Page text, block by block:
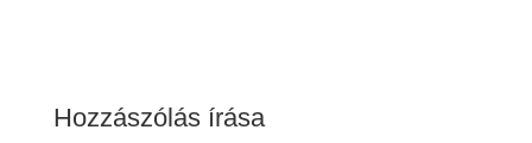
Hozzászólás írása